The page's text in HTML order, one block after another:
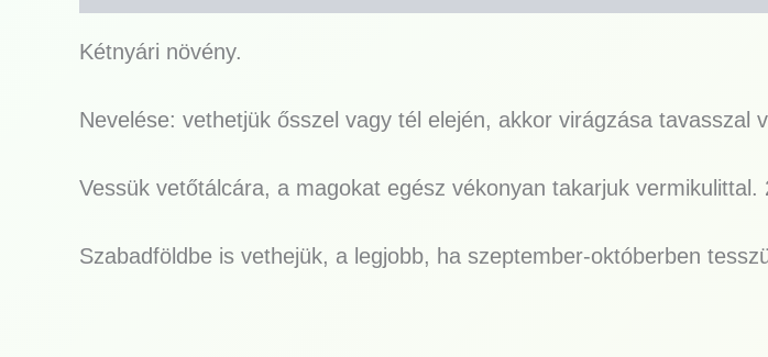
Kétnyári növény.
Nevelése: vethetjük ősszel vagy tél elején, akkor virágzása
Vessük vetőtálcára, a magokat egész vékonyan takarjuk
Szabadföldbe is vethejük, a legjobb, ha szeptember-októberben